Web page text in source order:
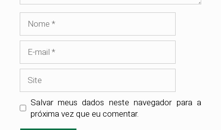
mail
Salvar meus dados neste navegador para a
próxima vez que eu comentar.